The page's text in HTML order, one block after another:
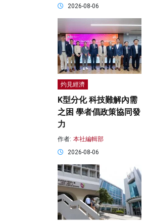
2026-08-06
灼見經濟
K型分化 科技難解內需
之困 學者倡政策協同發
力
作者: 本社編輯部
2026-08-06